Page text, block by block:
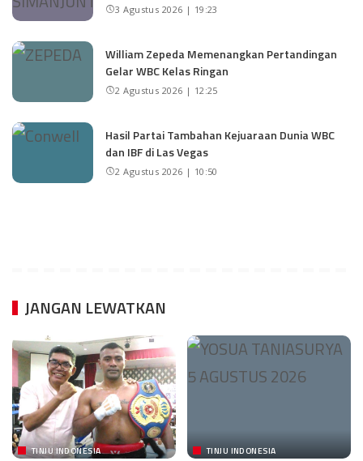
3 Agustus 2026 | 19:23
William Zepeda Memenangkan Pertandingan
Gelar WBC Kelas Ringan
2 Agustus 2026 | 12:25
Hasil Partai Tambahan Kejuaraan Dunia WBC
dan IBF di Las Vegas
2 Agustus 2026 | 10:50
JANGAN LEWATKAN
TINJU INDONESIA TINJU INDONESIA